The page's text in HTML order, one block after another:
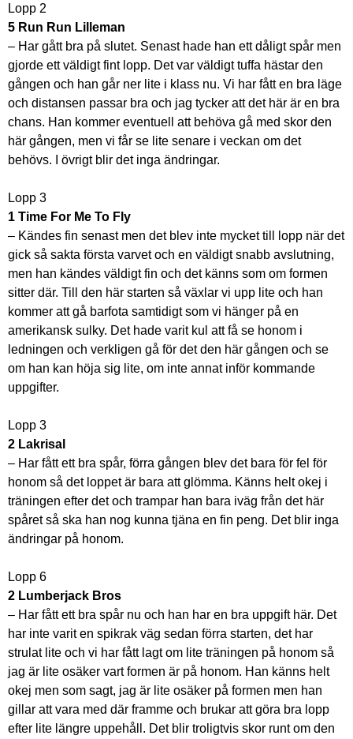
Lopp 2
5 Run Run Lilleman
– Har gått bra på slutet. Senast hade han ett dåligt spår men
gjorde ett väldigt fint lopp. Det var väldigt tuffa hästar den
gången och han går ner lite i klass nu. Vi har fått en bra läge
och distansen passar bra och jag tycker att det här är en bra
chans. Han kommer eventuell att behöva gå med skor den
här gången, men vi får se lite senare i veckan om det
behövs. I övrigt blir det inga ändringar.
Lopp 3
1 Time For Me To Fly
– Kändes fin senast men det blev inte mycket till lopp när det
gick så sakta första varvet och en väldigt snabb avslutning,
men han kändes väldigt fin och det känns som om formen
sitter där. Till den här starten så växlar vi upp lite och han
kommer att gå barfota samtidigt som vi hänger på en
amerikansk sulky. Det hade varit kul att få se honom i
ledningen och verkligen gå för det den här gången och se
om han kan höja sig lite, om inte annat inför kommande
uppgifter.
Lopp 3
2 Lakrisal
– Har fått ett bra spår, förra gången blev det bara för fel för
honom så det loppet är bara att glömma. Känns helt okej i
träningen efter det och trampar han bara iväg från det här
spåret så ska han nog kunna tjäna en fin peng. Det blir inga
ändringar på honom.
Lopp 6
2 Lumberjack Bros
– Har fått ett bra spår nu och han har en bra uppgift här. Det
har inte varit en spikrak väg sedan förra starten, det har
strulat lite och vi har fått lagt om lite träningen på honom så
jag är lite osäker vart formen är på honom. Han känns helt
okej men som sagt, jag är lite osäker på formen men han
gillar att vara med där framme och brukar att göra bra lopp
efter lite längre uppehåll. Det blir troligtvis skor runt om den